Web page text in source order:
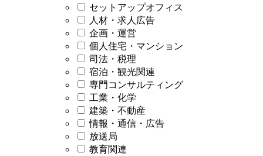
セットアップオフィス
人材・求人広告
企画・運営
個人住宅・マンション
司法・税理
宿泊・観光関連
専門コンサルティング
工業・化学
建築・不動産
情報・通信・広告
放送局
教育関連